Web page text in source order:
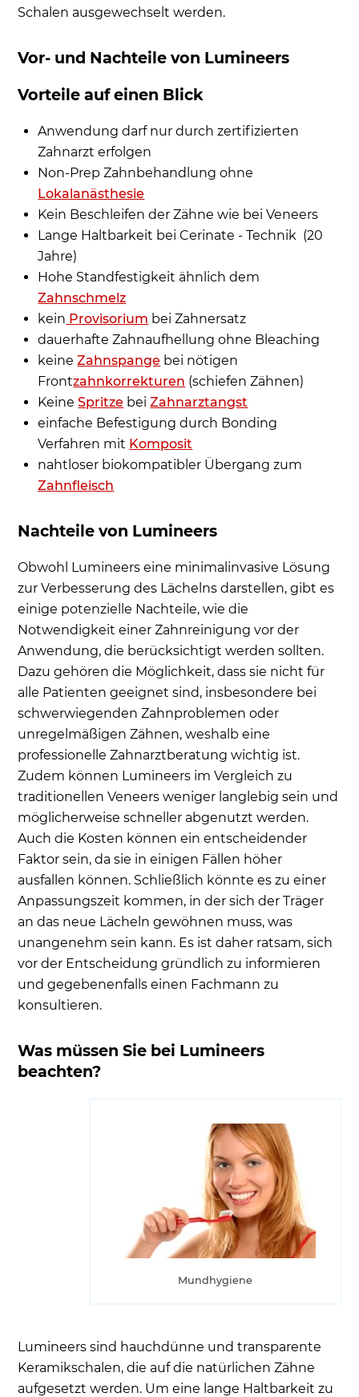
Schalen ausgewechselt werden.
Vor- und Nachteile von Lumineers
Vorteile auf einen Blick
Anwendung darf nur durch zertifizierten
Zahnarzt erfolgen
Non-Prep Zahnbehandlung ohne
Lokalanästhesie
Kein Beschleifen der Zähne wie bei Veneers
Lange Haltbarkeit bei Cerinate - Technik (20
Jahre)
Hohe Standfestigkeit ähnlich dem
Zahnschmelz
kein Provisorium bei Zahnersatz
dauerhafte Zahnaufhellung ohne Bleaching
keineZahnspange bei nötigen
Frontzahnkorrekturen (schiefen Zähnen)
KeineSpritze beiZahnarztangst
einfache Befestigung durch Bonding
Verfahren mit Komposit
nahtloser biokompatibler Übergang zum
Zahnfleisch
Nachteile von Lumineers
Obwohl Lumineers eine minimalinvasive Lösung
zur Verbesserung des Lächelns darstellen, gibt es
einige potenzielle Nachteile, wie die
Notwendigkeit einer Zahnreinigung vor der
Anwendung, die berücksichtigt werden sollten.
Dazu gehören die Möglichkeit, dass sie nicht für
alle Patienten geeignet sind, insbesondere bei
schwerwiegenden Zahnproblemen oder
unregelmäßigen Zähnen, weshalb eine
professionelle Zahnarztberatung wichtig ist.
Zudem können Lumineers im Vergleich zu
traditionellen Veneers weniger langlebig sein und
möglicherweise schneller abgenutzt werden.
Auch die Kosten können ein entscheidender
Faktor sein, da sie in einigen Fällen höher
ausfallen können. Schließlich könnte es zu einer
Anpassungszeit kommen, in der sich der Träger
an das neue Lächeln gewöhnen muss, was
unangenehm sein kann. Es ist daher ratsam, sich
vor der Entscheidung gründlich zu informieren
und gegebenenfalls einen Fachmann zu
konsultieren.
Was müssen Sie bei Lumineers
beachten?
Mundhygiene
Lumineers sind hauchdünne und transparente
Keramikschalen, die auf die natürlichen Zähne
aufgesetzt werden. Um eine lange Haltbarkeit zu